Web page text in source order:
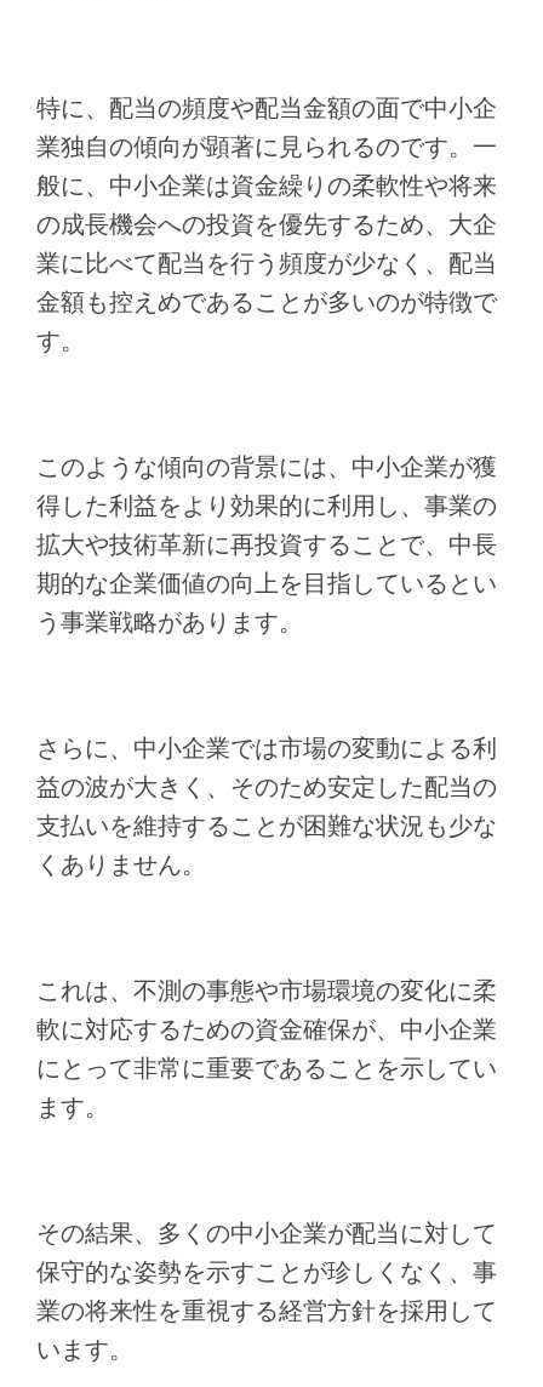
特に、配当の頻度や配当金額の面で中小企
業独自の傾向が顕著に見られるのです。一
般に、中小企業は資金繰りの柔軟性や将来
の成長機会への投資を優先するため、大企
業に比べて配当を行う頻度が少なく、配当
金額も控えめであることが多いのが特徴で
す。
このような傾向の背景には、中小企業が獲
得した利益をより効果的に利用し、事業の
拡大や技術革新に再投資することで、中長
期的な企業価値の向上を目指しているとい
う事業戦略があります。
さらに、中小企業では市場の変動による利
益の波が大きく、そのため安定した配当の
支払いを維持することが困難な状況も少な
くありません。
これは、不測の事態や市場環境の変化に柔
軟に対応するための資金確保が、中小企業
にとって非常に重要であることを示してい
ます。
その結果、多くの中小企業が配当に対して
保守的な姿勢を示すことが珍しくなく、事
業の将来性を重視する経営方針を採用して
います。